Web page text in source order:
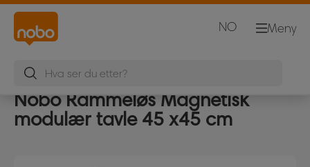
Meny
NO
Nobo Rammeløs Magnetisk
modulær tavle 45 x45 cm